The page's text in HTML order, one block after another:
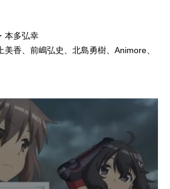
本多弘幸
香、前嶋弘史、北島勇樹、Animore、